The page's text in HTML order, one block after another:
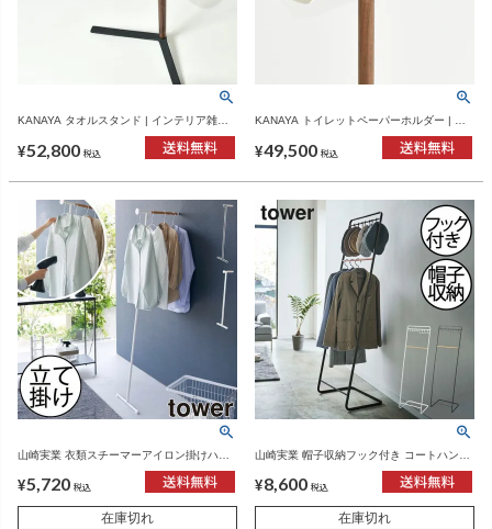
KANAYA タオルスタンド | インテリア雑
¥52,800 税込
KANAYA トイレットペーパーホルダー | ト
¥49,500 税込
山崎実業 衣類スチーマーアイロン掛けハン
シリーズ
¥5,720 税込
在庫切れ
山崎実業 帽子収納フック付き コートハンガ
リーズ
¥8,600 税込
在庫切れ